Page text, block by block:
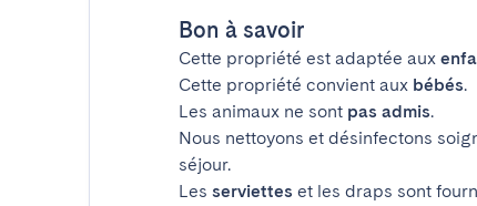
Bon à savoir
Cette propriété est adaptée aux
Cette propriété convient aux bébés.
Les animaux ne sont pas admis.
Nous nettoyons et désinfectons
séjour.
Les serviettes et les draps sont